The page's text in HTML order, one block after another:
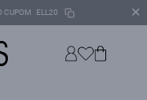
CUPOM ELL20 ✕